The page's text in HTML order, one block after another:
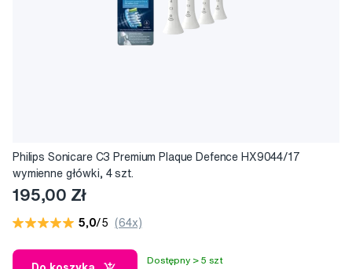
Philips Sonicare C3 Premium Plaque Defence HX9044/17
wymienne główki, 4 szt.
195,00 Zł
5,0/5 (64x)
Dostępny > 5 szt